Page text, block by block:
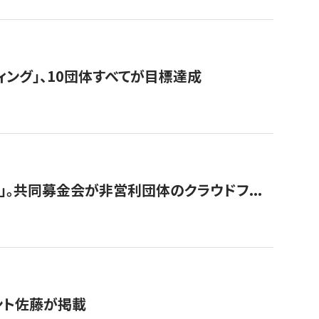
グ」、10団体すべてが目標達成
。共同募金会が非営利団体のクラウドフ...
佐藤が掲載